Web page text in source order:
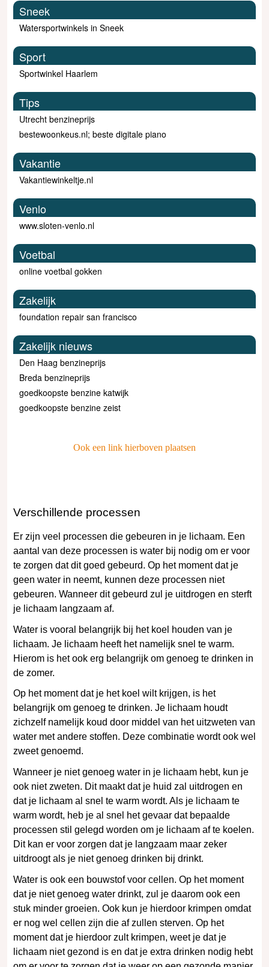
Sneek
Watersportwinkels in Sneek
Sport
Sportwinkel Haarlem
Tips
Utrecht benzineprijs
bestewoonkeus.nl; beste digitale piano
Vakantie
Vakantiewinkeltje.nl
Venlo
www.sloten-venlo.nl
Voetbal
online voetbal gokken
Zakelijk
foundation repair san francisco
Zakelijk nieuws
Den Haag benzineprijs
Breda benzineprijs
goedkoopste benzine katwijk
goedkoopste benzine zeist
Ook een link hierboven plaatsen
Verschillende processen
Er zijn veel processen die gebeuren in je lichaam. Een
aantal van deze processen is water bij nodig om er voor
te zorgen dat dit goed gebeurd. Op het moment dat je
geen water in neemt, kunnen deze processen niet
gebeuren. Wanneer dit gebeurd zul je uitdrogen en sterft
je lichaam langzaam af.
Water is vooral belangrijk bij het koel houden van je
lichaam. Je lichaam heeft het namelijk snel te warm.
Hierom is het ook erg belangrijk om genoeg te drinken in
de zomer.
Op het moment dat je het koel wilt krijgen, is het
belangrijk om genoeg te drinken. Je lichaam houdt
zichzelf namelijk koud door middel van het uitzweten van
water met andere stoffen. Deze combinatie wordt ook wel
zweet genoemd.
Wanneer je niet genoeg water in je lichaam hebt, kun je
ook niet zweten. Dit maakt dat je huid zal uitdrogen en
dat je lichaam al snel te warm wordt. Als je lichaam te
warm wordt, heb je al snel het gevaar dat bepaalde
processen stil gelegd worden om je lichaam af te koelen.
Dit kan er voor zorgen dat je langzaam maar zeker
uitdroogt als je niet genoeg drinken bij drinkt.
Water is ook een bouwstof voor cellen. Op het moment
dat je niet genoeg water drinkt, zul je daarom ook een
stuk minder groeien. Ook kun je hierdoor krimpen omdat
er nog wel cellen zijn die af zullen sterven. Op het
moment dat je hierdoor zult krimpen, weet je dat je
lichaam niet gezond is en dat je extra drinken nodig hebt